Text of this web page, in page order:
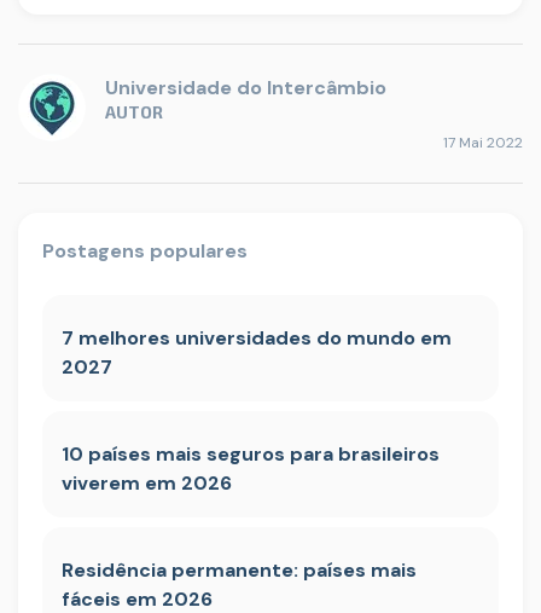
Universidade do Intercâmbio
AUTOR
17 Mai 2022
Postagens populares
7 melhores universidades do mundo em
2027
10 países mais seguros para brasileiros
viverem em 2026
Residência permanente: países mais
fáceis em 2026